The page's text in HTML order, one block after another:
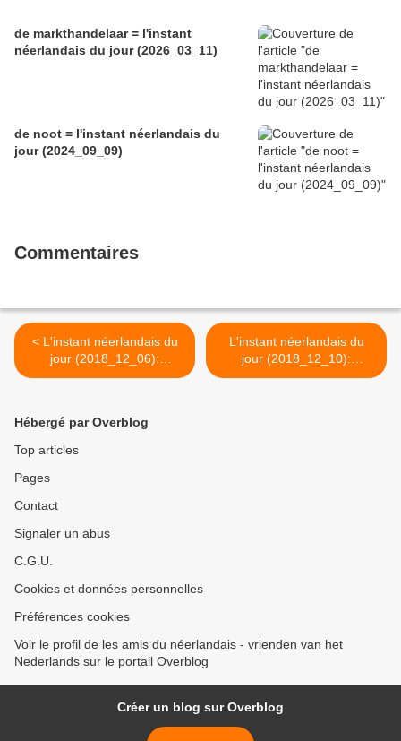
de markthandelaar = l'instant
néerlandais du jour (2026_03_11)
de noot = l'instant néerlandais du
jour (2024_09_09)
Commentaires
< L'instant néerlandais du
jour (2018_12_06):
demonstreren
L'instant néerlandais du
jour (2018_12_10):
waartegen >
Hébergé par Overblog
Top articles
Pages
Contact
Signaler un abus
C.G.U.
Cookies et données personnelles
Préférences cookies
Voir le profil de les amis du néerlandais - vrienden van het
Nederlands sur le portail Overblog
Créer un blog sur Overblog